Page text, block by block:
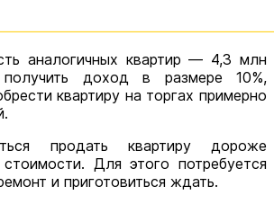
аналогичных квартир — 4,3 млн
доход в размере 10%,
квартиру на торгах примерно
продать квартиру дороже
Для этого потребуется
и приготовиться ждать.